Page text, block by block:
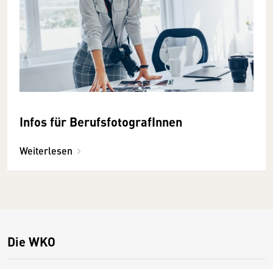
Infos für BerufsfotografInnen
Weiterlesen
Die WKO